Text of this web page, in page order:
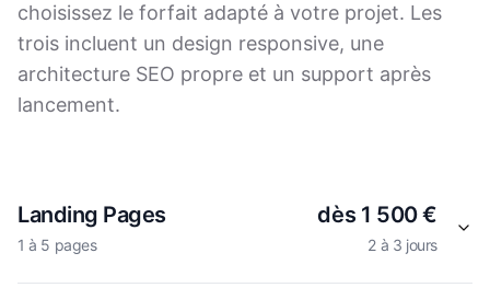
choisissez le forfait adapté à votre projet. Les
trois incluent un design responsive, une
architecture SEO propre et un support après
lancement.
Landing Pages
1 à 5 pages
dès 1 500 €
2 à 3 jours